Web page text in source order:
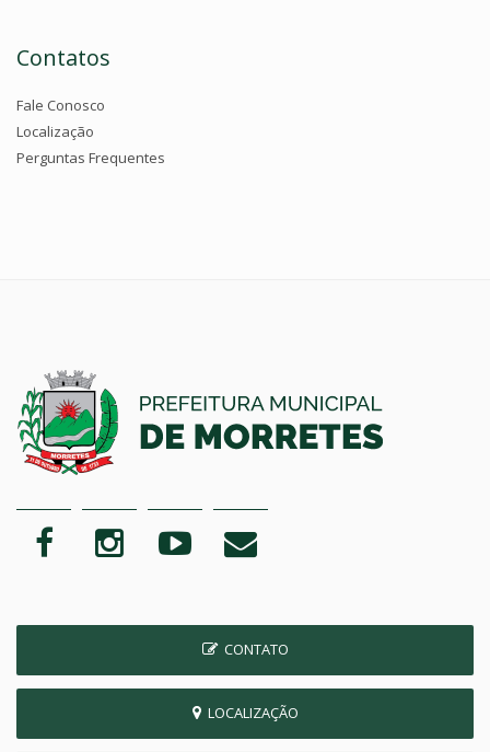
Contatos
Fale Conosco
Localização
Perguntas Frequentes
CONTATO
LOCALIZAÇÃO